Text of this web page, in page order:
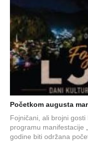
Početkom augusta
Fojničani, ali brojni
programu manifestacije
godine biti održana